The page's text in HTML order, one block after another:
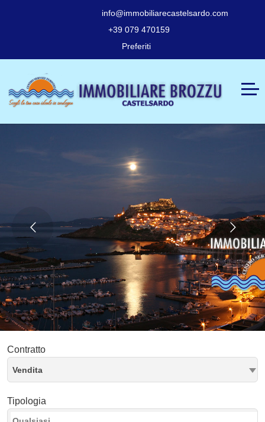
info@immobiliarecastelsardo.com
+39 079 470159
Preferiti
Contratto
Vendita
Tipologia